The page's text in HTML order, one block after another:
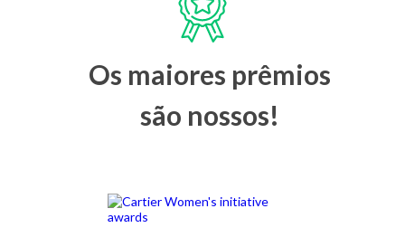
Os maiores prêmios
são nossos!